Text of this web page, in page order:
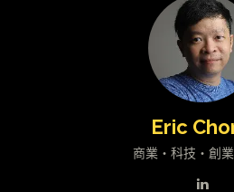
Eric
商業・科技・創